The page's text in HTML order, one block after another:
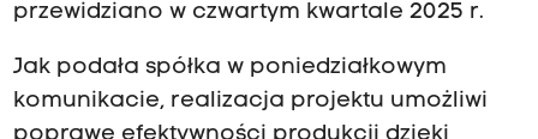
przewidziano w czwartym kwartale 2025 r.
Jak podała spółka w poniedziałkowym
komunikacie, realizacja projektu umożliwi